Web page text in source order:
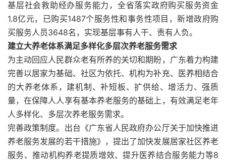
基层社会救助经办服务能力，全省落实政府购买服务资金
1.8亿元，已购买1487个服务性和事务性项目，新增政府购
买服务人员3648名，实现基层事有人干、责有人负。
建立大养老体系满足多样化多层次养老服务需求
为主动回应人民群众老有所养的关切和期盼，广东着力构建
完善以居家为基础、社区为依托、机构为补充、医养相结合
的大养老体系，建机制、补短板、扩供给、增活力、强质
量，在保障人人享有基本养老服务的基础上，有效满足老年
人多样化、多层次养老服务需求。
完善政策制度。出台《广东省人民政府办公厅关于加快推进
养老服务发展的若干措施》，提出了加快发展居家社区养老
服务、推动机构养老提质增效、提升医养结合服务能力等8